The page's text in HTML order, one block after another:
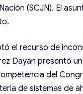
(SCJN). El
el recurso de
Dayán presentó
del
de sistemas de